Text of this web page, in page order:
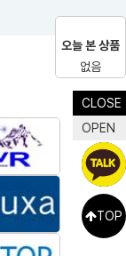
CLOSE
OPEN
오늘 본 상품
없음
TOP